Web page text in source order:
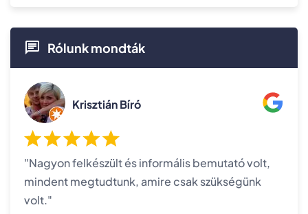
Rólunk mondták
Krisztián Bíró
"Nagyon felkészült és informális bemutató volt,
mindent megtudtunk, amire csak szükségünk
volt."